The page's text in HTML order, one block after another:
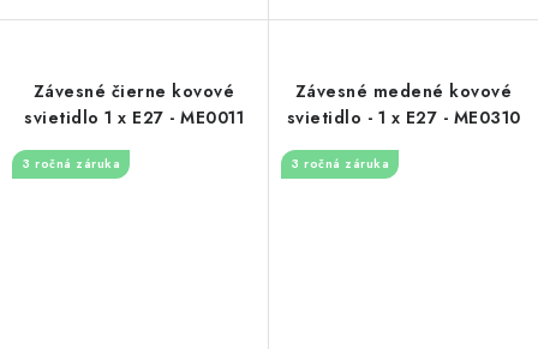
Závesné čierne kovové
svietidlo 1 x E27 - ME0011
3 ročná záruka
Závesné medené kovové
svietidlo - 1 x E27 - ME0310
3 ročná záruka